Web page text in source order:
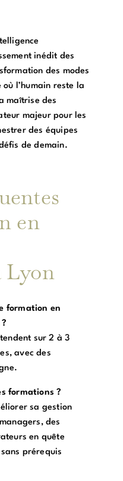
inédit des
des modes
l’humain reste la
maîtrise des
majeur pour les
des équipes
de demain.
en
Lyon
formation en
sur 2 à 3
avec des
formations ?
sa gestion
des
en quête
prérequis